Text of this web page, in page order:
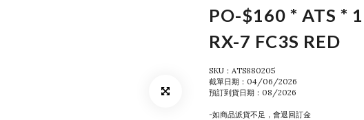
PO-$160 * ATS *
RX-7 FC3S RED
SKU：ATS880205
截單日期：04/06/2026
預訂到貨日期：08/2026
-如商品派貨不足，會退回訂金